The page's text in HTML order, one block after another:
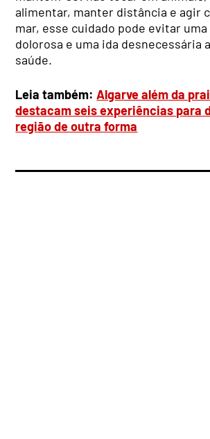
alimentar, manter distância e agir
mar, esse cuidado pode evitar uma
dolorosa e uma ida desnecessária
saúde.
Leia também:Algarve além da
destacam seis experiências para
região de outra forma